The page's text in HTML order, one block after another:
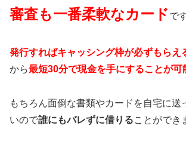
審査も一番柔軟なカード で
発行すればキャッシング枠が必ずもらえ
から最短30分で現金を手にすることが可
もちろん面倒な書類やカードを自宅に送
いので誰にもバレずに借りることができ